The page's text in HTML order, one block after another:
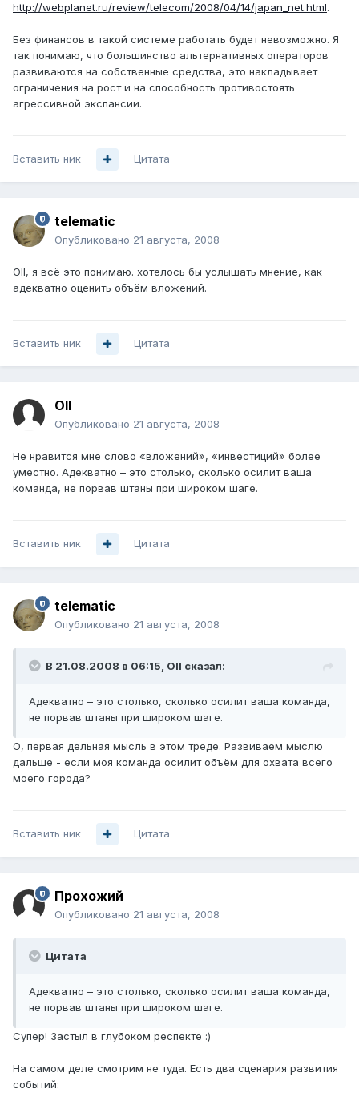
http://webplanet.ru/review/telecom/2008/04/14/japan_net.html.
Без финансов в такой системе работать будет невозможно. Я
так понимаю, что большинство альтернативных операторов
развиваются на собственные средства, это накладывает
ограничения на рост и на способность противостоять
агрессивной экспансии.
Вставить ник Цитата
telematic
Опубликовано 21 августа, 2008
Oll, я всё это понимаю. хотелось бы услышать мнение, как
адекватно оценить объём вложений.
Вставить ник Цитата
Oll
Опубликовано 21 августа, 2008
Не нравится мне слово «вложений», «инвестиций» более
уместно. Адекватно – это столько, сколько осилит ваша
команда, не порвав штаны при широком шаге.
Вставить ник Цитата
telematic
Опубликовано 21 августа, 2008
В 21.08.2008 в 06:15, Oll сказал:
Адекватно – это столько, сколько осилит ваша команда,
не порвав штаны при широком шаге.
О, первая дельная мысль в этом треде. Развиваем мыслю
дальше - если моя команда осилит объём для охвата всего
моего города?
Вставить ник Цитата
Прохожий
Опубликовано 21 августа, 2008
Цитата
Адекватно – это столько, сколько осилит ваша команда,
не порвав штаны при широком шаге.
Супер! Застыл в глубоком респекте :)
На самом деле смотрим не туда. Есть два сценария развития
событий: